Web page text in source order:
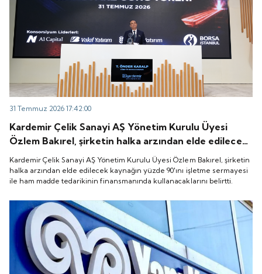
31 Temmuz 2026 17:42:00
Kardemir Çelik Sanayi AŞ Yönetim Kurulu Üyesi
Özlem Bakırel, şirketin halka arzından elde edilecek
kaynağın yüzde 90'ını işletme sermayesi ile ham
madde tedarikinin finansmanında kullanacaklarını
belirtti.
Kardemir Çelik Sanayi AŞ Yönetim Kurulu Üyesi Özlem Bakırel, şirketin
halka arzından elde edilecek kaynağın yüzde 90'ını işletme sermayesi
ile ham madde tedarikinin finansmanında kullanacaklarını belirtti.